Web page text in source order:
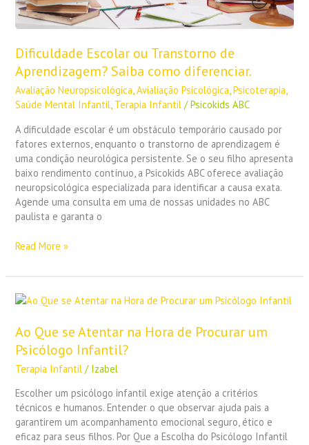
Dificuldade Escolar ou Transtorno de
Aprendizagem? Saiba como diferenciar.
Avaliação Neuropsicológica,Avialiação Psicológica,Psicoterapia,
Saúde Mental Infantil, Terapia Infantil /Psicokids ABC
A dificuldade escolar é um obstáculo temporário causado por
fatores externos, enquanto o transtorno de aprendizagem é
uma condição neurológica persistente. Se o seu filho apresenta
baixo rendimento contínuo, a Psicokids ABC oferece avaliação
neuropsicológica especializada para identificar a causa exata.
Agende uma consulta em uma de nossas unidades no ABC
paulista e garanta o
Read More »
Ao Que se Atentar na Hora de Procurar um
Psicólogo Infantil?
Terapia Infantil / Izabel
Escolher um psicólogo infantil exige atenção a critérios
técnicos e humanos. Entender o que observar ajuda pais a
garantirem um acompanhamento emocional seguro, ético e
eficaz para seus filhos. Por Que a Escolha do Psicólogo Infantil
Ao
se
Atentar
na
Hora
Procurar
um
Psicólogo